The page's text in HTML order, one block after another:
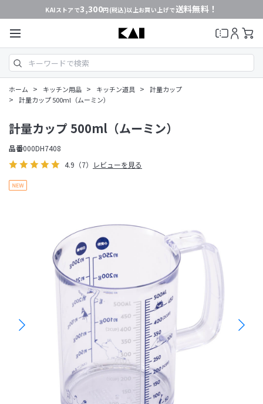
KAIストアで3,300円(税込)以上お買い上げで送料無料！
ホーム > キッチン用品 > キッチン道具 > 計量カップ
> 計量カップ 500ml（ムーミン）
4.9 （7） レビューを見る
計量カップ 500ml（ムーミン）
品番000DH7408